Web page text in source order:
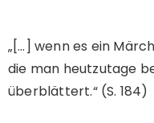
„[…] wenn es ein
die man heutzutage
überblättert.“ (S. 184)